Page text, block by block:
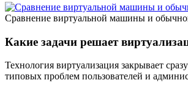
Сравнение виртуальной машины и
Какие задачи решает
Технология виртуализация закрывает
типовых проблем пользователей и